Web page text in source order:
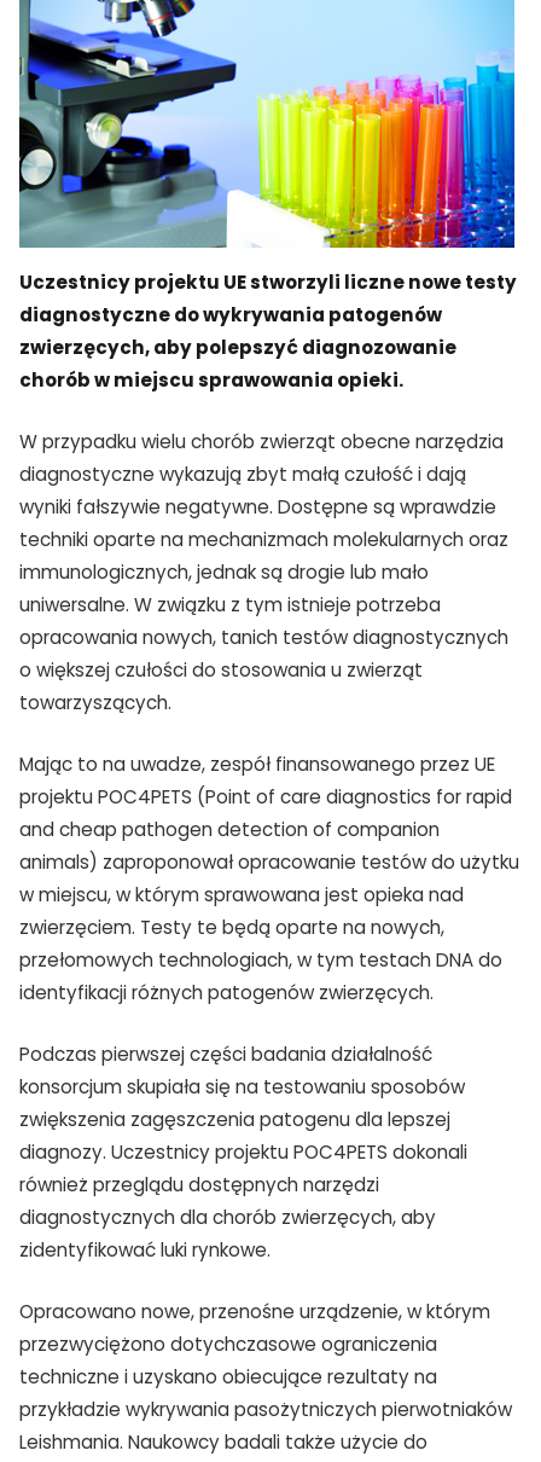
Uczestnicy projektu UE stworzyli liczne nowe testy
diagnostyczne do wykrywania patogenów
zwierzęcych, aby polepszyć diagnozowanie
chorób w miejscu sprawowania opieki.
W przypadku wielu chorób zwierząt obecne narzędzia
diagnostyczne wykazują zbyt małą czułość i dają
wyniki fałszywie negatywne. Dostępne są wprawdzie
techniki oparte na mechanizmach molekularnych oraz
immunologicznych, jednak są drogie lub mało
uniwersalne. W związku z tym istnieje potrzeba
opracowania nowych, tanich testów diagnostycznych
o większej czułości do stosowania u zwierząt
towarzyszących.
Mając to na uwadze, zespół finansowanego przez UE
projektu POC4PETS (Point of care diagnostics for rapid
and cheap pathogen detection of companion
animals) zaproponował opracowanie testów do użytku
w miejscu, w którym sprawowana jest opieka nad
zwierzęciem. Testy te będą oparte na nowych,
przełomowych technologiach, w tym testach DNA do
identyfikacji różnych patogenów zwierzęcych.
Podczas pierwszej części badania działalność
konsorcjum skupiała się na testowaniu sposobów
zwiększenia zagęszczenia patogenu dla lepszej
diagnozy. Uczestnicy projektu POC4PETS dokonali
również przeglądu dostępnych narzędzi
diagnostycznych dla chorób zwierzęcych, aby
zidentyfikować luki rynkowe.
Opracowano nowe, przenośne urządzenie, w którym
przezwyciężono dotychczasowe ograniczenia
techniczne i uzyskano obiecujące rezultaty na
przykładzie wykrywania pasożytniczych pierwotniaków
Leishmania. Naukowcy badali także użycie do